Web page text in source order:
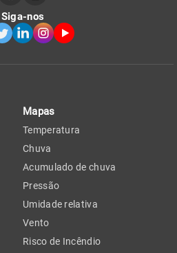
Siga-nos
Mapas
Temperatura
Chuva
Acumulado de chuva
Pressão
Umidade relativa
Vento
Risco de Incêndio